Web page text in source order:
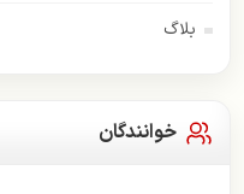
بلاگ
خوانندگان